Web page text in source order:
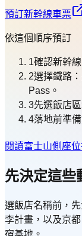
預訂新幹線車票
依這個順序預訂
1確認新幹
2選擇鐵路
Pass。
3先選飯店
4落地前準
閱讀富士山側座
先決定這些
選飯店名稱前，
李計畫，以及京